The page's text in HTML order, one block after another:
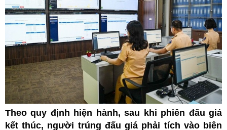
Theo quy định hiện hành, sau khi phiên đấu giá
kết thúc, người trúng đấu giá phải tích vào biên